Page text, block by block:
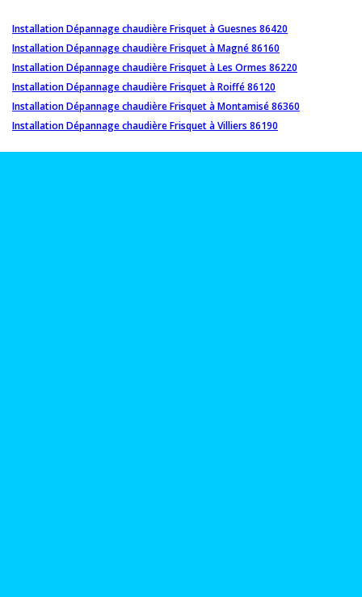
Installation Dépannage chaudière Frisquet à Guesnes 86420
Installation Dépannage chaudière Frisquet à Magné 86160
Installation Dépannage chaudière Frisquet à Les Ormes 86220
Installation Dépannage chaudière Frisquet à Roiffé 86120
Installation Dépannage chaudière Frisquet à Montamisé 86360
Installation Dépannage chaudière Frisquet à Villiers 86190